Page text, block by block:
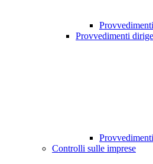
Provvedimenti
Controlli sulle imprese